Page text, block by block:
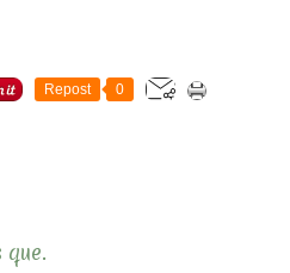
Repost 0